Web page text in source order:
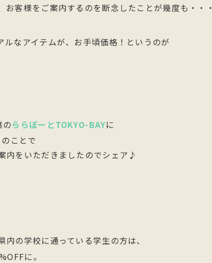
お客様をご案内するのを断念したことが幾度も・・・
ルなアイテムが、お手頃価格！というのが
ららぽーとTOKYO-BAYに
ことで
内をいただきましたのでシェア♪
の学校に通っている学生の方は、
に。